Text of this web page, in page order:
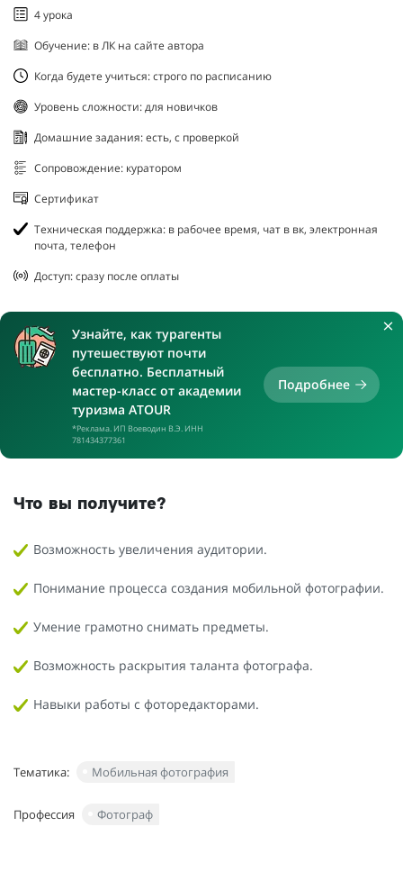
4 урока
Обучение: в ЛК на сайте автора
Когда будете учиться: строго по расписанию
Уровень сложности: для новичков
Домашние задания: есть, с проверкой
Сопровождение: куратором
Сертификат
Техническая поддержка: в рабочее время, чат в вк, электронная
почта, телефон
Доступ: сразу после оплаты
Узнайте, как турагенты
путешествуют почти
бесплатно. Бесплатный
мастер-класс от академии
туризма ATOUR
*Реклама. ИП Воеводин В.Э. ИНН
781434377361
Подробнее
Что вы получите?
Возможность увеличения аудитории.
Понимание процесса создания мобильной фотографии.
Умение грамотно снимать предметы.
Возможность раскрытия таланта фотографа.
Навыки работы с фоторедакторами.
Тематика: Мобильная фотография
Профессия Фотограф